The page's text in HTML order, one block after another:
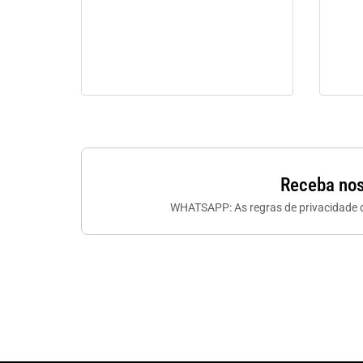
Receba
WHATSAPP: As regras de